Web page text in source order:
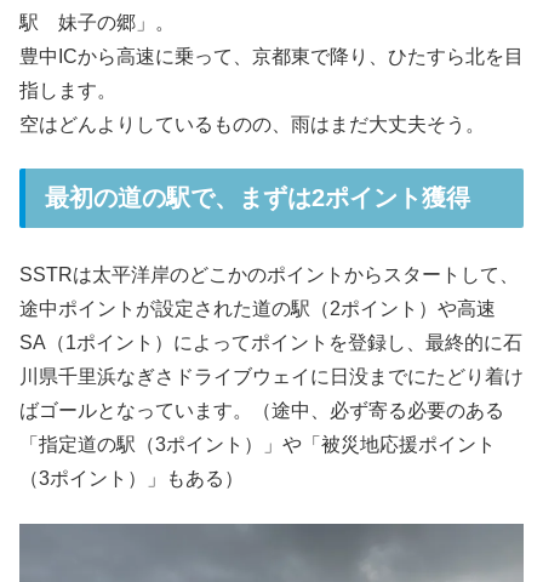
駅 妹子の郷」。
豊中ICから高速に乗って、京都東で降り、ひたすら北を目
指します。
空はどんよりしているものの、雨はまだ大丈夫そう。
最初の道の駅で、まずは2ポイント獲得
SSTRは太平洋岸のどこかのポイントからスタートして、
途中ポイントが設定された道の駅（2ポイント）や高速
SA（1ポイント）によってポイントを登録し、最終的に石
川県千里浜なぎさドライブウェイに日没までにたどり着け
ばゴールとなっています。（途中、必ず寄る必要のある
「指定道の駅（3ポイント）」や「被災地応援ポイント
（3ポイント）」もある）